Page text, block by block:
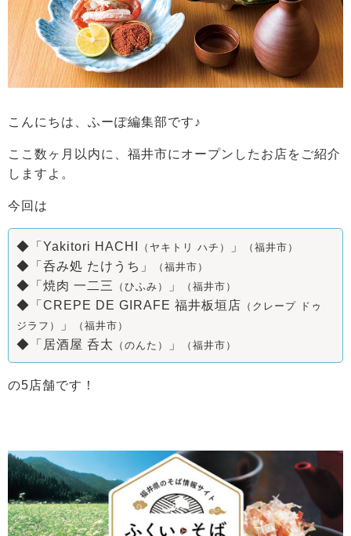
こんにちは、ふーぽ編集部です♪
ここ数ヶ月以内に、福井市にオープンしたお店をご紹介
しますよ。
今回は
◆「Yakitori HACHI （ヤキトリ ハチ） 」 （福井市）
◆「呑み処 たけうち」 （福井市）
◆「焼肉 一二三 （ひふみ） 」 （福井市）
◆「CREPE DE GIRAFE 福井板垣店 （クレープ ドゥ
ジラフ）
」 （福井市）
◆「居酒屋 呑太 （のんた） 」 （福井市）
の5店舗です！